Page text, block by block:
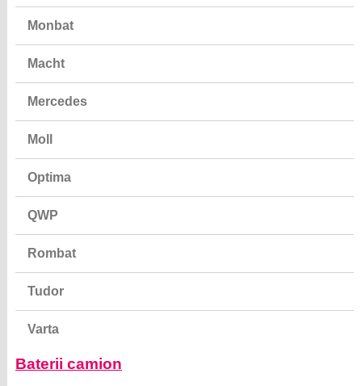
Monbat
Macht
Mercedes
Moll
Optima
QWP
Rombat
Tudor
Varta
Baterii camion